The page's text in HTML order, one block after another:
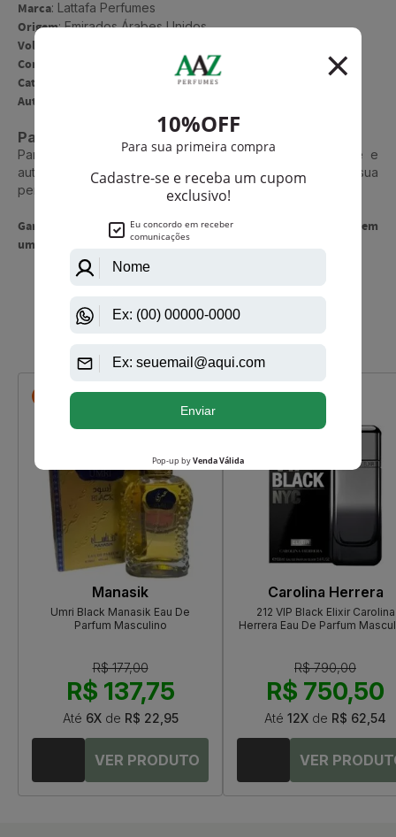
Marca: Lattafa Perfumes
Origem: Emirados Árabes Unidos
Volume
Concentração : Eau de Parfum (EDP)
Categoria : Masculino | Compartilhável
Autenticidade
Para quem é o Fakhar Platin?
Para o homem moderno que valoriza presença, atitude e
autenticidade. Um perfume que conversa com sua
personalidade: forte, magnética e inesquecível.
Garanta agora o seu Fakhar Platin e transforme cada presença em
uma lembrança marcante.
-R$ 39,25
Manasik
Umri Black Manasik Eau De
Parfum Masculino
R$ 177,00
R$ 137,75
Até 6Xde R$ 22,95
-R$ 39,50
Carolina Herrera
212 VIP Black Elixir Carolina
Herrera Eau De Parfum
R$ 790,00
R$ 750,50
Até 12X de R$ 62,54